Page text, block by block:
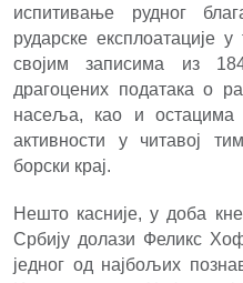
испитивање рудног
рударске експлоатације
својим записима из
драгоцених података о
насеља, као и остацима
активности у читавој
борски крај.
Нешто касније, у доба
Србију долази Феликс
једног од најбољих